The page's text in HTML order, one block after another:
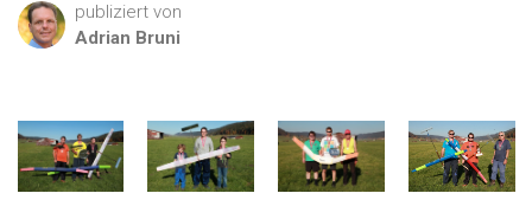
publiziert von
Adrian Bruni